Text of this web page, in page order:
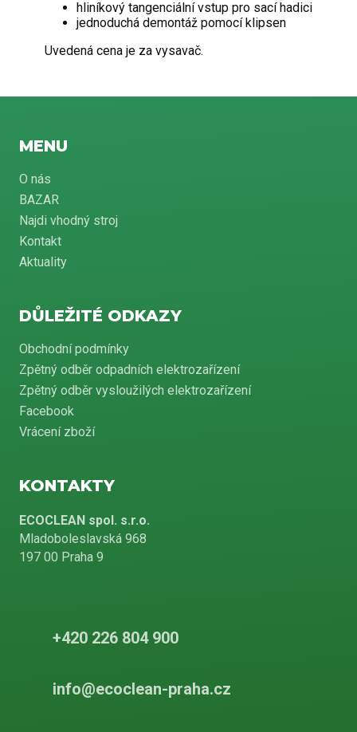
hliníkový tangenciální vstup pro sací hadici
jednoduchá demontáž pomocí klipsen
Uvedená cena je za vysavač.
MENU
O nás
BAZAR
Najdi vhodný stroj
Kontakt
Aktuality
DŮLEŽITÉ ODKAZY
Obchodní podmínky
Zpětný odběr odpadních elektrozařízení
Zpětný odběr vysloužilých elektrozařízení
Facebook
Vrácení zboží
KONTAKTY
ECOCLEAN spol. s.r.o.
Mladoboleslavská 968
197 00 Praha 9
+420 226 804 900
info@ecoclean-praha.cz